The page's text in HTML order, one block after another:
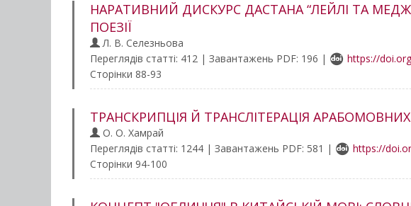
НАРАТИВНИЙ ДИСКУРС ДАСТАНА “ЛЕЙЛІ ТА
ПОЕЗІЇ
Л. В. Селезньова
Переглядів статті: 412 | Завантажень PDF: 196 |
https://
Сторінки 88-93
ТРАНСКРИПЦІЯ Й ТРАНСЛІТЕРАЦІЯ
О. О. Хамрай
Переглядів статті: 1244 | Завантажень PDF: 581 |
https://
Сторінки 94-100